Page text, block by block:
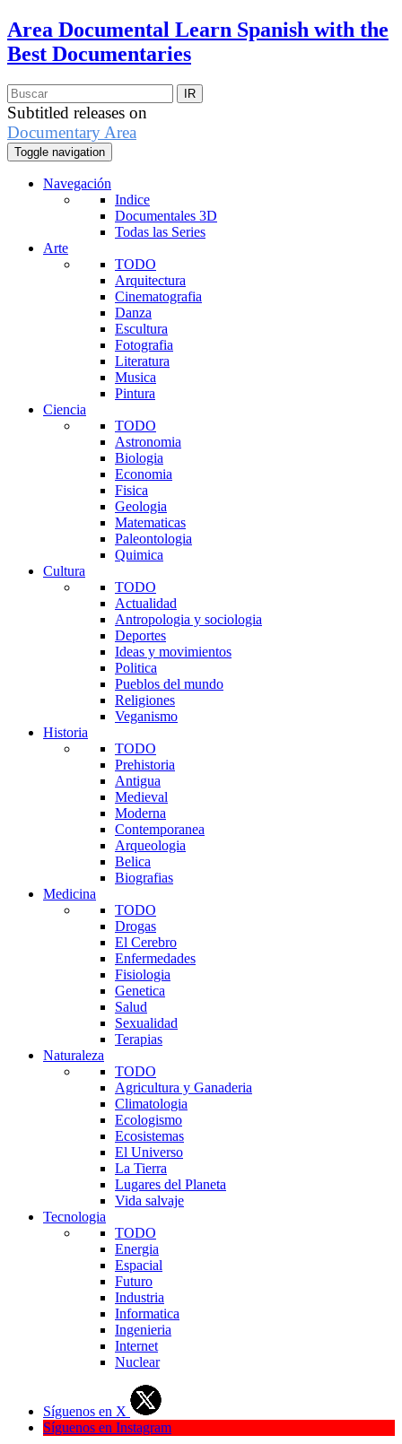
Area Documental Learn Spanish with the
Best Documentaries
Subtitled releases on
Documentary Area
Toggle navigation
Navegación
Indice
Documentales 3D
Todas las Series
Arte
TODO
Arquitectura
Cinematografia
Danza
Escultura
Fotografia
Literatura
Musica
Pintura
Ciencia
TODO
Astronomia
Biologia
Economia
Fisica
Geologia
Matematicas
Paleontologia
Quimica
Cultura
TODO
Actualidad
Antropologia y sociologia
Deportes
Ideas y movimientos
Politica
Pueblos del mundo
Religiones
Veganismo
Historia
TODO
Prehistoria
Antigua
Medieval
Moderna
Contemporanea
Arqueologia
Belica
Biografias
Medicina
TODO
Drogas
El Cerebro
Enfermedades
Fisiologia
Genetica
Salud
Sexualidad
Terapias
Naturaleza
TODO
Agricultura y Ganaderia
Climatologia
Ecologismo
Ecosistemas
El Universo
La Tierra
Lugares del Planeta
Vida salvaje
Tecnologia
TODO
Energia
Espacial
Futuro
Industria
Informatica
Ingenieria
Internet
Nuclear
Síguenos en X
Síguenos en Instagram